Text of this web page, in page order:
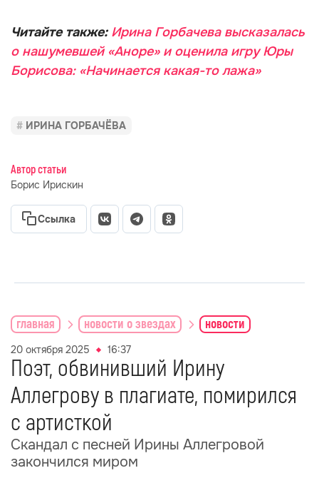
Читайте также: Ирина Горбачева высказалась
о нашумевшей «Аноре» и оценила игру Юры
Борисова: «Начинается какая-то лажа»
ИРИНА ГОРБАЧЁВА
Автор статьи
Борис Ирискин
Ссылка
главная новости о звездах новости
20 октября 2025 16:37
Поэт, обвинивший Ирину
Аллегрову в плагиате, помирился
с артисткой
Скандал с песней Ирины Аллегровой
закончился миром